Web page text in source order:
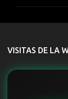
t
r
VISITAS DE LA